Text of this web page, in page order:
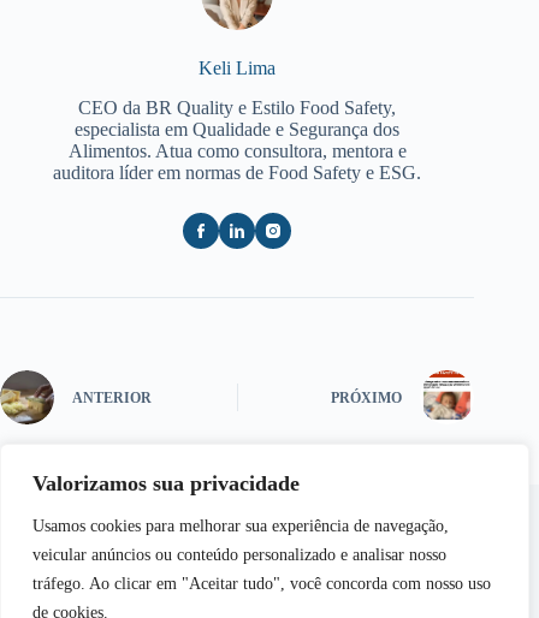
Valorizamos sua privacidade
Usamos cookies para melhorar sua experiência de navegação,
veicular anúncios ou conteúdo personalizado e analisar nosso
tráfego. Ao clicar em "Aceitar tudo", você concorda com nosso uso
de cookies.
Keli Lima
CEO da BR Quality e Estilo Food Safety,
especialista em Qualidade e Segurança dos
Alimentos. Atua como consultora, mentora e
auditora líder em normas de Food Safety e ESG.
ANTERIOR PRÓXIMO